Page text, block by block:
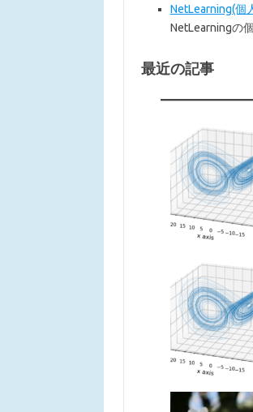
NetLearning(個
NetLearningの
最近の記事